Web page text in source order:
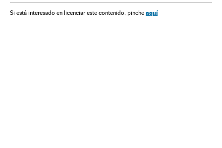
Comércio
Si está interesado en licenciar este contenido, pinche aquí